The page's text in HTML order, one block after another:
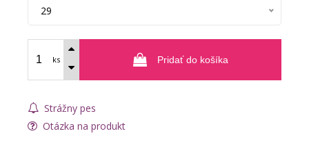
29
ks Pridať do košíka
Strážny pes
Otázka na produkt